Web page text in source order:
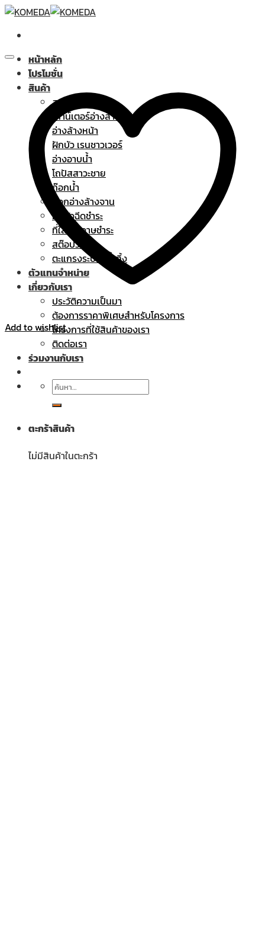
Skip
content
หน้าหลัก
โปรโมชั่น
สินค้า
สุขภัณฑ์
เคาน์เตอร์อ่างล้างหน้า
อ่างล้างหน้า
ฝักบัว เรนชาวเวอร์
อ่างอาบน้ำ
โถปัสสาวะชาย
ก๊อกน้ำ
ก๊อกอ่างล้างจาน
ฝักบัวฉีดชำระ
ที่ใส่กระดาษชำระ
สต๊อปวาล์ว
ตะแกรงระบายน้ำทิ้ง
ตัวแทนจำหน่าย
เกี่ยวกับเรา
ประวัติความเป็นมา
ต้องการราคาพิเศษสำหรับโครงการ
โครงการที่ใช้สินค้าของเรา
ติดต่อเรา
ร่วมงานกับเรา
ค้นหา:
ตะกร้าสินค้า
ไม่มีสินค้าในตะกร้า
Add to wishlist